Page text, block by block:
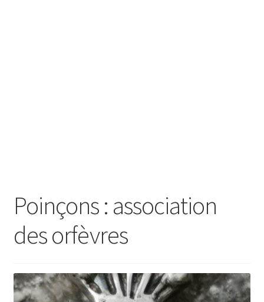
Poinçons : association
des orfèvres